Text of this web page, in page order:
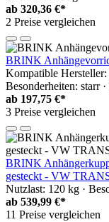
ab 320,36 €*
2 Preise vergleichen
BRINK
Kompatible
Besonderheiten: starr
ab 197,75 €*
3 Preise vergleichen
BRINK
gesteckt - VW
Nutzlast: 120 kg ·
ab 539,99 €*
11 Preise vergleichen